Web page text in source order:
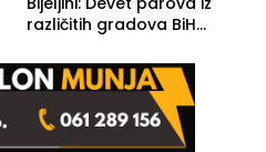
različitih gradova BiH